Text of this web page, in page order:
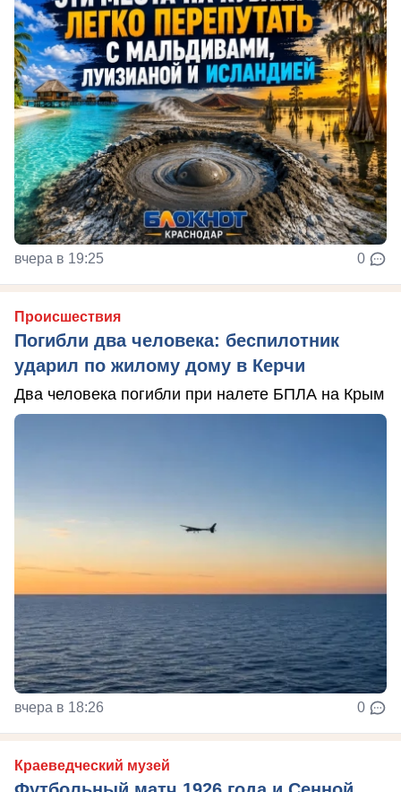
вчера в 19:25 0
Происшествия
Погибли два человека: беспилотник
ударил по жилому дому в Керчи
Два человека погибли при налете БПЛА на Крым
вчера в 18:26 0
Краеведческий музей